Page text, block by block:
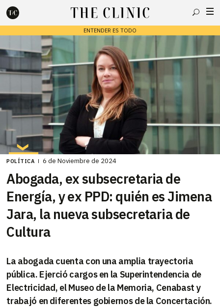
ENTENDER ES TODO
Escribe lo que deseas y presiona enter para buscar
POLÍTICA 6 de Noviembre de 2024
Abogada, ex subsecretaria de
Energía, y ex PPD: quién es Jimena
Jara, la nueva subsecretaria de
Cultura
La abogada cuenta con una amplia trayectoria
pública. Ejerció cargos en la Superintendencia de
Electricidad, el Museo de la Memoria, Cenabast y
trabajó en diferentes gobiernos de la Concertación.